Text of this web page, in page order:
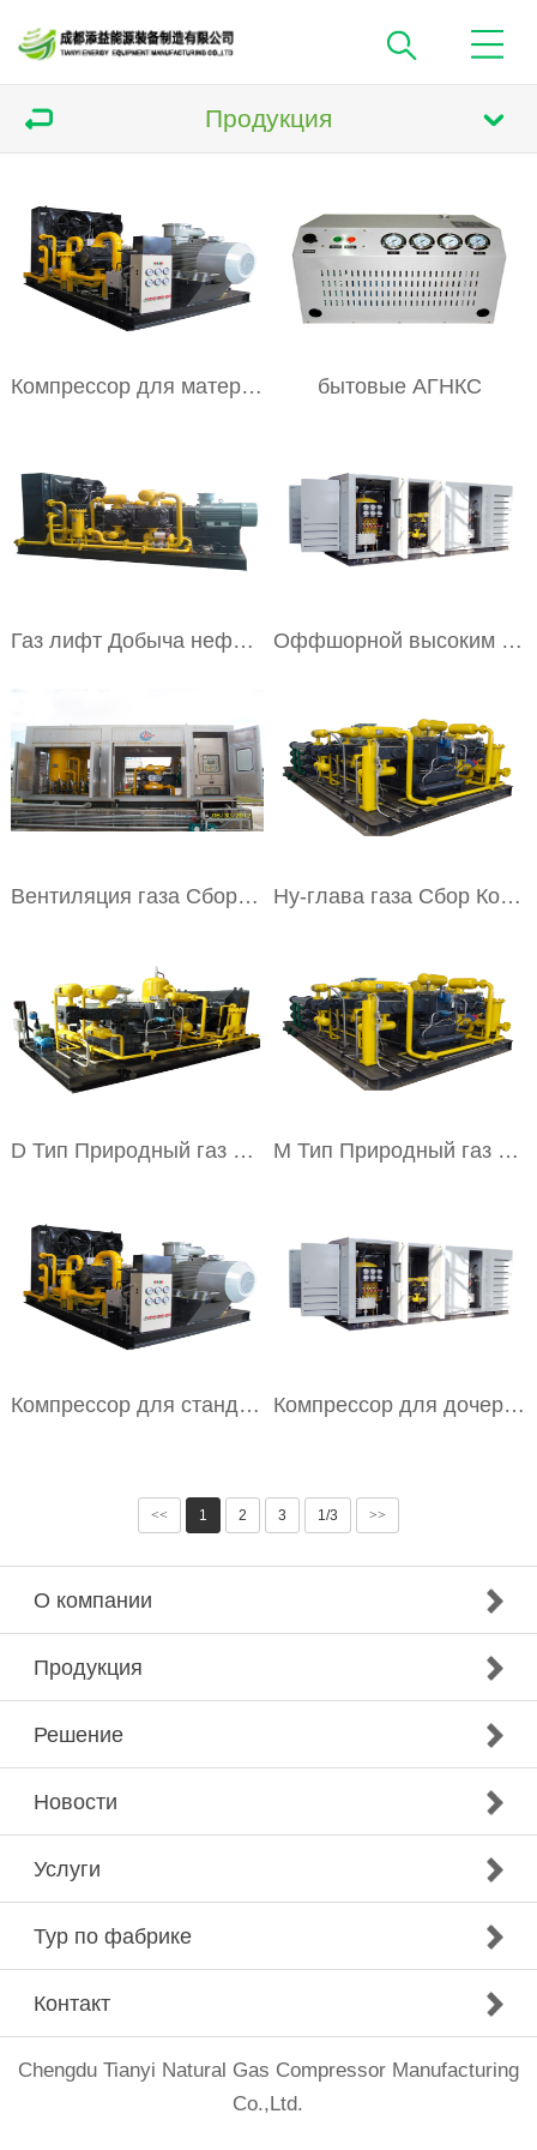
Продукция
Компрессор для матери АГНКС бытовые АГНКС
Газ лифт Добыча нефти компрессора Оффшорной высоким содержанием сер
Вентиляция газа Сбор блок Ну-глава газа Сбор Компрессор
D Тип Природный газ компрессор M Тип Природный газ компрессор
Компрессор для стандартного АГНКС Компрессор для дочери АГНКС
<< 1 2 3 1/3 >>
О компании
Продукция
Решение
Новости
Услуги
Тур по фабрике
Контакт
Chengdu Tianyi Natural Gas Compressor Manufacturing
Co.,Ltd.